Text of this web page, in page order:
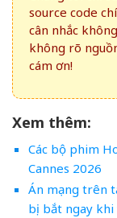
source code
cân nhắc
không rõ
cám ơn!
Xem thêm:
Các bộ phim
Cannes 2026
Án mạng trên
bị bắt ngay khi